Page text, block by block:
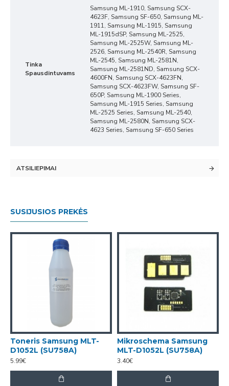
Tinka
Spausdintuvams
Samsung ML-1910, Samsung SCX-
4623F, Samsung SF-650, Samsung ML-
1911, Samsung ML-1915, Samsung
ML-1915dSP, Samsung ML-2525,
Samsung ML-2525W, Samsung ML-
2526, Samsung ML-2540R, Samsung
ML-2545, Samsung ML-2581N,
Samsung ML-2581ND, Samsung SCX-
4600FN, Samsung SCX-4623FN,
Samsung SCX-4623FW, Samsung SF-
650P, Samsung ML-1900 Series,
Samsung ML-1915 Series, Samsung
ML-2525 Series, Samsung ML-2540,
Samsung ML-2580N, Samsung SCX-
4623 Series, Samsung SF-650 Series
ATSILIEPIMAI
SUSIJUSIOS PREKĖS
Toneris Samsung MLT-
D1052L (SU758A)
5.99€
Mikroschema Samsung
MLT-D1052L (SU758A)
3.40€